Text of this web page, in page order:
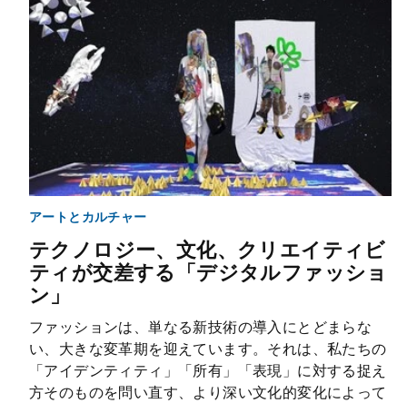
アートとカルチャー
テクノロジー、文化、クリエイティビ
ティが交差する「デジタルファッショ
ン」
ファッションは、単なる新技術の導入にとどまらな
い、大きな変革期を迎えています。それは、私たちの
「アイデンティティ」「所有」「表現」に対する捉え
方そのものを問い直す、より深い文化的変化によって